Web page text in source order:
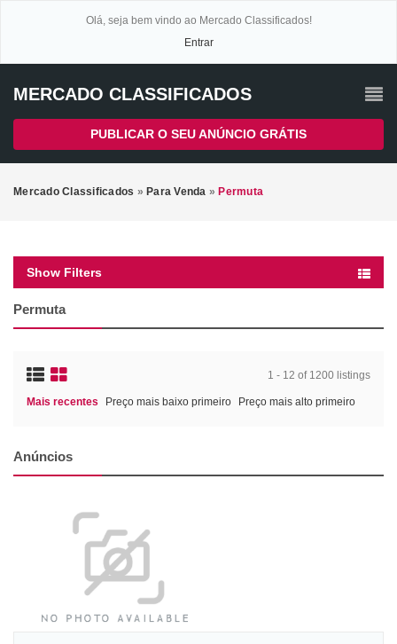
Olá, seja bem vindo ao Mercado Classificados!
Entrar
MERCADO CLASSIFICADOS
PUBLICAR O SEU ANÚNCIO GRÁTIS
Mercado Classificados » Para Venda » Permuta
Show Filters
Permuta
1 - 12 of 1200 listings
Mais recentes Preço mais baixo primeiro Preço mais alto primeiro
Anúncios